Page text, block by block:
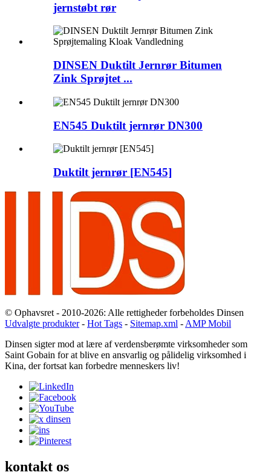
jernstøbt rør
DINSEN Duktilt Jernrør Bitumen
Zink Sprøjtet ...
EN545 Duktilt jernrør DN300
Duktilt jernrør [EN545]
© Ophavsret - 2010-2026: Alle rettigheder forbeholdes Dinsen
Udvalgte produkter- Hot Tags - Sitemap.xml - AMP Mobil
Dinsen sigter mod at lære af verdensberømte virksomheder som
Saint Gobain for at blive en ansvarlig og pålidelig virksomhed i
Kina, der fortsat kan forbedre menneskers liv!
kontakt os